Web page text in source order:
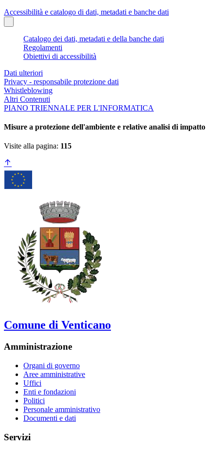
Accessibilità e catalogo di dati, metadati e banche dati
Catalogo dei dati, metadati e della banche dati
Regolamenti
Obiettivi di accessibilità
Dati ulteriori
Privacy - responsabile protezione dati
Whistleblowing
Altri Contenuti
PIANO TRIENNALE PER L'INFORMATICA
Misure a protezione dell'ambiente e relative analisi di impatto
Visite alla pagina: 115
Comune di Venticano
Amministrazione
Organi di governo
Aree amministrative
Uffici
Enti e fondazioni
Politici
Personale amministrativo
Documenti e dati
Servizi